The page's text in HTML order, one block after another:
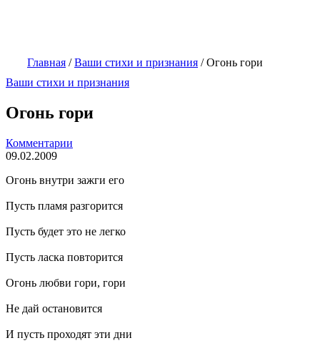
Главная /Ваши стихи и признания /Огонь гори
Ваши стихи и признания
Огонь гори
Комментарии
09.02.2009
Огонь внутри зажги его
Пусть пламя разгорится
Пусть будет это не легко
Пусть ласка повторится
Огонь любви гори, гори
Не дай остановится
И пусть проходят эти дни